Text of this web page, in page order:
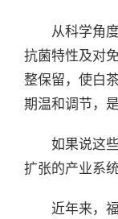
从科学角
抗菌特性及对
整保留，使白
期温和调节，
如果说这
扩张的产业系统
近年来，